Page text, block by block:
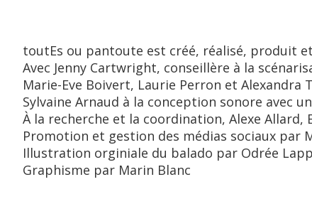
toutEs ou pantoute est créé, réalisé, produit
Avec Jenny Cartwright, conseillère à la
Marie-Eve Boivert, Laurie Perron et Alexandra
Sylvaine Arnaud à la conception sonore avec
À la recherche et la coordination, Alexe Allard,
Promotion et gestion des médias sociaux par
Illustration orginiale du balado par Odrée
Graphisme par Marin Blanc